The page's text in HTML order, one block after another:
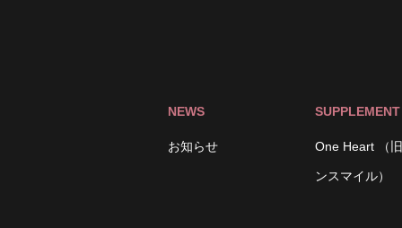
NEWS
お知らせ
SUPPLEMENT
One Heart （
ンスマイル）